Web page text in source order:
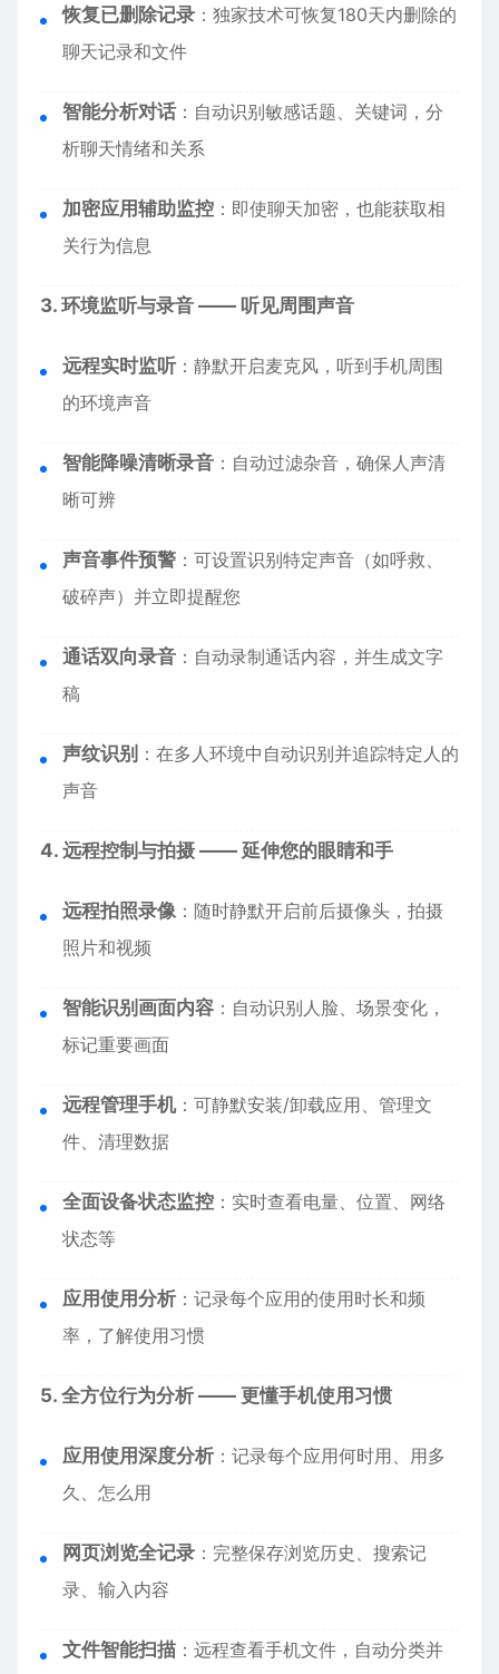
恢复已删除记录 ：独家技术可恢复180天内删除的
聊天记录和文件
智能分析对话 ：自动识别敏感话题、关键词，分
析聊天情绪和关系
加密应用辅助监控 ：即使聊天加密，也能获取相
关行为信息
3. 环境监听与录音 —— 听见周围声音
远程实时监听 ：静默开启麦克风，听到手机周围
的环境声音
智能降噪清晰录音 ：自动过滤杂音，确保人声清
晰可辨
声音事件预警 ：可设置识别特定声音（如呼救、
破碎声）并立即提醒您
通话双向录音 ：自动录制通话内容，并生成文字
稿
声纹识别 ：在多人环境中自动识别并追踪特定人的
声音
4. 远程控制与拍摄 —— 延伸您的眼睛和手
远程拍照录像：随时静默开启前后摄像头，拍摄
照片和视频
智能识别画面内容 ：自动识别人脸、场景变化，
标记重要画面
远程管理手机：可静默安装/卸载应用、管理文
件、清理数据
全面设备状态监控 ：实时查看电量、位置、网络
状态等
应用使用分析 ：记录每个应用的使用时长和频
率，了解使用习惯
5. 全方位行为分析 —— 更懂手机使用习惯
应用使用深度分析 ：记录每个应用何时用、用多
久、怎么用
网页浏览全记录 ：完整保存浏览历史、搜索记
录、输入内容
文件智能扫描 ：远程查看手机文件，自动分类并